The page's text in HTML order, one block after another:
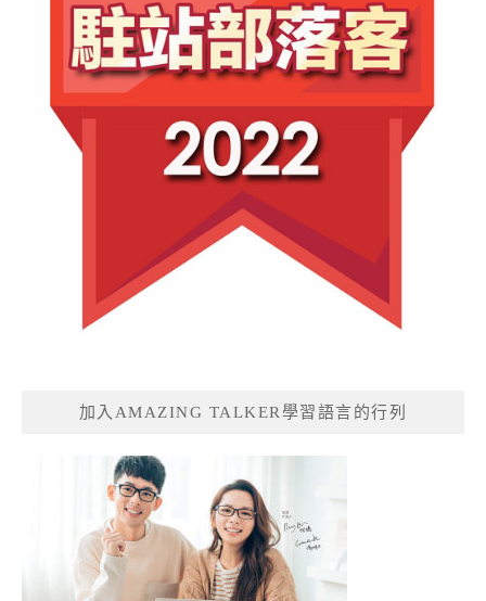
加入AMAZING TALKER學習語言的行列